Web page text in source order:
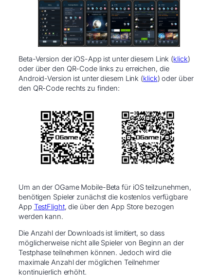
Beta-Version der iOS-App ist unter diesem Link (klick)
oder über den QR-Code links zu erreichen, die
Android-Version ist unter diesem Link (klick) oder über
den QR-Code rechts zu finden: ​
Um an der OGame Mobile-Beta für iOS teilzunehmen,
benötigen Spieler zunächst die kostenlos verfügbare
App TestFlight, die über den App Store bezogen
werden kann.
Die Anzahl der Downloads ist limitiert, so dass
möglicherweise nicht alle Spieler von Beginn an der
Testphase teilnehmen können. Jedoch wird die
maximale Anzahl der möglichen Teilnehmer
kontinuierlich erhöht.